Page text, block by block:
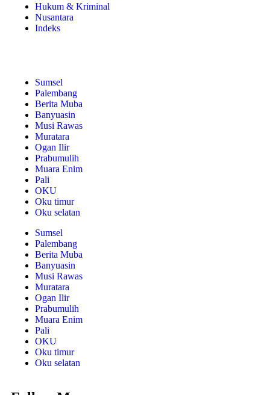
Hukum & Kriminal
Nusantara
Indeks
Sumsel
Palembang
Berita Muba
Banyuasin
Musi Rawas
Muratara
Ogan Ilir
Prabumulih
Muara Enim
Pali
OKU
Oku timur
Oku selatan
Sumsel
Palembang
Berita Muba
Banyuasin
Musi Rawas
Muratara
Ogan Ilir
Prabumulih
Muara Enim
Pali
OKU
Oku timur
Oku selatan